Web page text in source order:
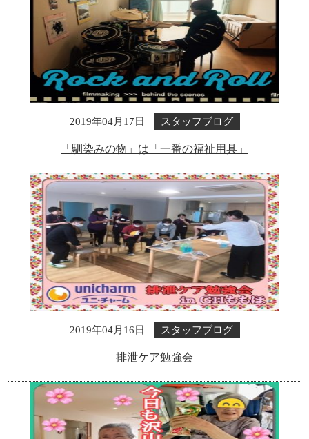
2019年04月17日 スタッフブログ
「馴染みの物」は「一番の福祉用具」
2019年04月16日 スタッフブログ
排泄ケア勉強会